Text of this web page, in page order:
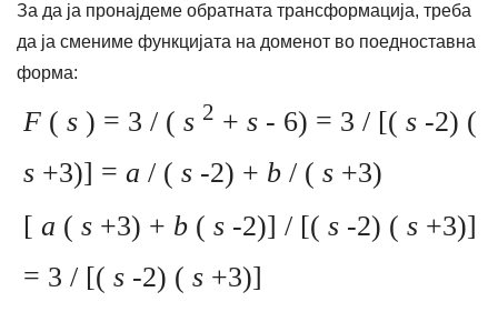
За да ја пронајдеме обратната трансформација, треба
да ја смениме функцијата на доменот во поедноставна
форма:
F ( s ) = 3 / ( s 2 + s - 6) = 3 / [( s -2) (
s +3)] = a / ( s -2) + b / ( s +3)
[ a ( s +3) + b ( s -2)] / [( s -2) ( s +3)]
= 3 / [( s -2) ( s +3)]